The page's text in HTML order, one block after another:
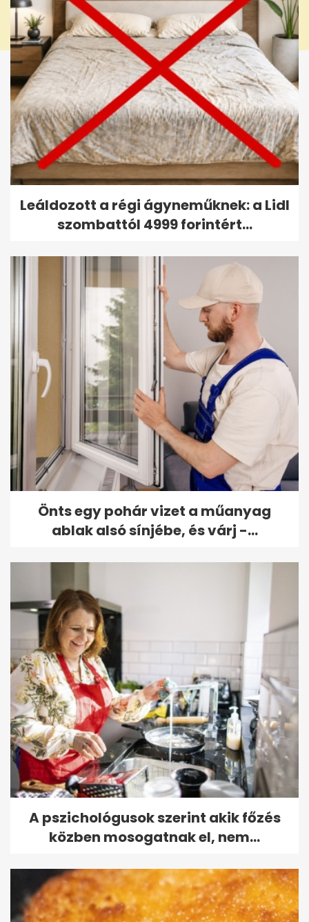
Leáldozott a régi ágyneműknek: a Lidl
szombattól 4999 forintért...
Önts egy pohár vizet a műanyag
ablak alsó sínjébe, és várj -...
A pszichológusok szerint akik főzés
közben mosogatnak el, nem...